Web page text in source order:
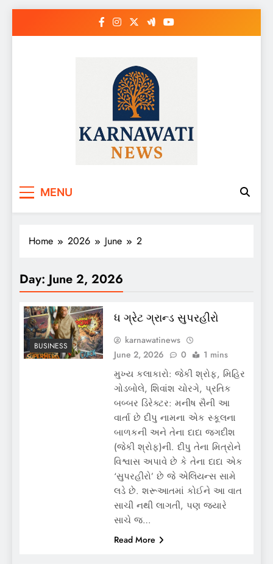
MENU
Home 2026 June 2
Day: June 2, 2026
BUSINESS
ધ ગ્રેટ ગ્રાન્ડ સુપરહીરો
karnawatinews
June 2, 2026
0 1 mins
મુખ્ય કલાકારો: જેકી શ્રોફ, મિહિર
ગોડબોલે, શિવાંશ ચોરગે, પ્રતિક
બબ્બર ડિરેક્ટર: મનીષ સૈની આ
વાર્તા છે દીપુ નામના એક સ્કૂલના
બાળકની અને તેના દાદા જગદીશ
(જેકી શ્રોફ)ની. દીપુ તેના મિત્રોને
વિશ્વાસ અપાવે છે કે તેના દાદા એક
‘સુપરહીરો’ છે જે એલિયન્સ સામે
લડે છે. શરૂઆતમાં કોઈને આ વાત
સાચી નથી લાગતી, પણ જ્યારે
સાચે જ…
Read More